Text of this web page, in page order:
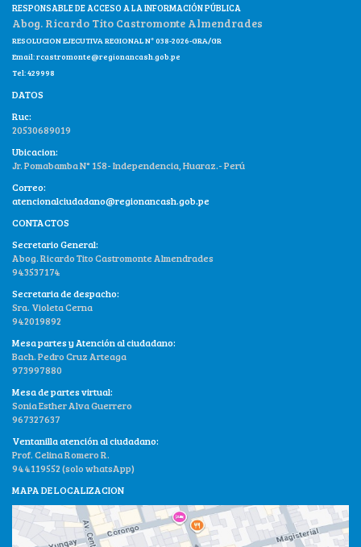
RESPONSABLE DE ACCESO A LA INFORMACIÓN PÚBLICA
Abog. Ricardo Tito Castromonte Almendrades
RESOLUCION EJECUTIVA REGIONAL N° 038-2026-GRA/GR
Email:rcastromonte@regionancash.gob.pe
Tel: 429998
DATOS
Ruc:
20530689019
Ubicacion:
Jr. Pomabamba N° 158- Independencia, Huaraz.- Perú
Correo:
atencionalciudadano@regionancash.gob.pe
CONTACTOS
Secretario General:
Abog. Ricardo Tito Castromonte Almendrades
943537174
Secretaria de despacho:
Sra. Violeta Cerna
942019892
Mesa partes y Atención al ciudadano:
Bach. Pedro Cruz Arteaga
973997880
Mesa de partes virtual:
Sonia Esther Alva Guerrero
967327637
Ventanilla atención al ciudadano:
Prof. Celina Romero R.
944119552 (solo whatsApp)
MAPA DE LOCALIZACION